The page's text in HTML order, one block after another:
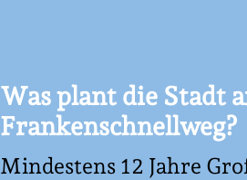
Was plant die Stadt
Frankenschnellweg?
Mindestens 12 Jahre